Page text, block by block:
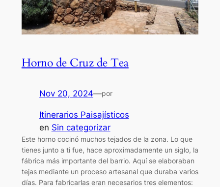
Horno de Cruz de Tea
Nov 20, 2024—por
Itinerarios Paisajísticos
en Sin categorizar
Este horno cocinó muchos tejados de la zona. Lo que
tienes junto a ti fue, hace aproximadamente un siglo, la
fábrica más importante del barrio. Aquí se elaboraban
tejas mediante un proceso artesanal que duraba varios
días. Para fabricarlas eran necesarios tres elementos: